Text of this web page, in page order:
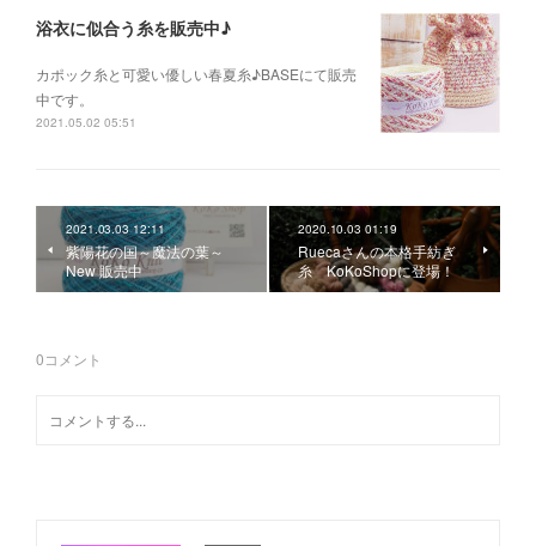
浴衣に似合う糸を販売中♪
カポック糸と可愛い優しい春夏糸♪BASEにて販売
中です。
2021.05.02 05:51
2021.03.03 12:11
紫陽花の国～魔法の葉～
New 販売中
2020.10.03 01:19
Ruecaさんの本格手紡ぎ
糸 KoKoShopに登場！
0コメント